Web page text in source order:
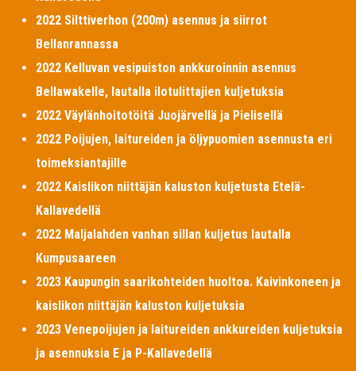
2022 Silttiverhon (200m) asennus ja siirrot
Bellanrannassa
2022 Kelluvan vesipuiston ankkuroinnin asennus
Bellawakelle, lautalla ilotulittajien kuljetuksia
2022 Väylänhoitotöitä Juojärvellä ja Pielisellä
2022 Poijujen, laitureiden ja öljypuomien asennusta eri
toimeksiantajille
2022 Kaislikon niittäjän kaluston kuljetusta Etelä-
Kallavedellä
2022 Maljalahden vanhan sillan kuljetus lautalla
Kumpusaareen
2023 Kaupungin saarikohteiden huoltoa. Kaivinkoneen ja
kaislikon niittäjän kaluston kuljetuksia
2023 Venepoijujen ja laitureiden ankkureiden kuljetuksia
ja asennuksia E ja P-Kallavedellä